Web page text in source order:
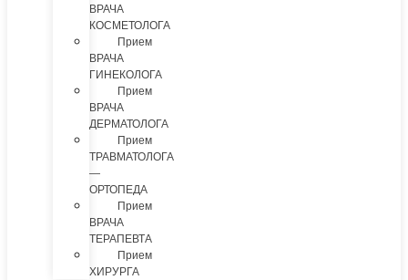
ВРАЧА
КОСМЕТОЛОГА
Прием
ВРАЧА
ГИНЕКОЛОГА
Прием
ВРАЧА
ДЕРМАТОЛОГА
Прием
ТРАВМАТОЛОГА
—
ОРТОПЕДА
Прием
ВРАЧА
ТЕРАПЕВТА
Прием
ХИРУРГА